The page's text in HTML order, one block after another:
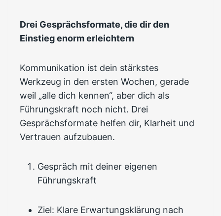
Drei Gesprächsformate, die dir den
Einstieg enorm erleichtern
Kommunikation ist dein stärkstes
Werkzeug in den ersten Wochen, gerade
weil „alle dich kennen“, aber dich als
Führungskraft noch nicht. Drei
Gesprächsformate helfen dir, Klarheit und
Vertrauen aufzubauen.
Gespräch mit deiner eigenen
Führungskraft
Ziel: Klare Erwartungsklärung nach